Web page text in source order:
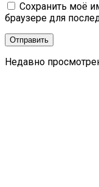
Сохранить моё
браузере для
Недавно